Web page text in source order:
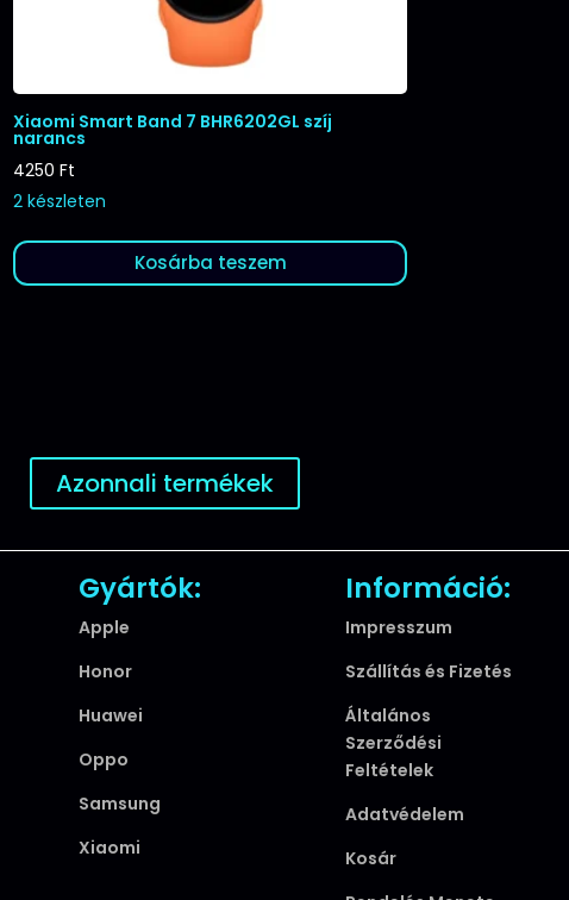
Xiaomi Smart Band 7 BHR6202GL szíj
narancs
4250Ft
2 készleten
Kosárba teszem
Azonnali termékek
Gyártók:
Apple
Honor
Huawei
Oppo
Samsung
Xiaomi
Információ:
Impresszum
Szállítás és Fizetés
Általános
Szerződési
Feltételek
Adatvédelem
Kosár